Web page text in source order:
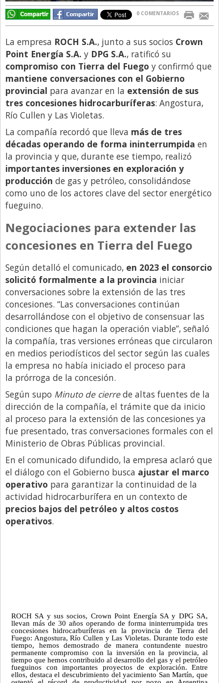
La Opinión del Director
Legales
Libro de Quejas
Medios
Millonarios
Minuto Lanzamiento
Negocios
País
Política
Publicidad y Marketing
Real Estate y Propiedades
Responsabilidad Social
Salidas
Santa Fe
Show Business
Sociedad
Tecnología
Tendencias
Viajes
0 COMENTARIOS
La empresa ROCH S.A., junto a sus socios Crown
Point Energía S.A. y DPG S.A., ratificó su
compromiso con Tierra del Fuego y confirmó que
mantiene conversaciones con el Gobierno
provincial para avanzar en la extensión de sus
tres concesiones hidrocarburíferas: Angostura,
Río Cullen y Las Violetas.
La compañía recordó que lleva más de tres
décadas operando de forma ininterrumpida en
la provincia y que, durante ese tiempo, realizó
importantes inversiones en exploración y
producción de gas y petróleo, consolidándose
como uno de los actores clave del sector energético
fueguino.
Negociaciones para extender las
concesiones en Tierra del Fuego
Según detalló el comunicado, en 2023 el consorcio
solicitó formalmente a la provincia iniciar
conversaciones sobre la extensión de las tres
concesiones. “Las conversaciones continúan
desarrollándose con el objetivo de consensuar las
condiciones que hagan la operación viable”, señaló
la compañía, tras versiones erróneas que circularon
en medios periodísticos del sector según las cuales
la empresa no había iniciado el proceso para
la prórroga de la concesión.
Según supo Minuto de cierrede altas fuentes de la
dirección de la compañía, el trámite que da inicio
al proceso para la extensión de las concesiones ya
fue presentado, tras conversaciones formales con el
Ministerio de Obras Públicas provincial.
En el comunicado difundido, la empresa aclaró que
el diálogo con el Gobierno busca ajustar el marco
operativo para garantizar la continuidad de la
actividad hidrocarburífera en un contexto de
precios bajos del petróleo y altos costos
operativos.